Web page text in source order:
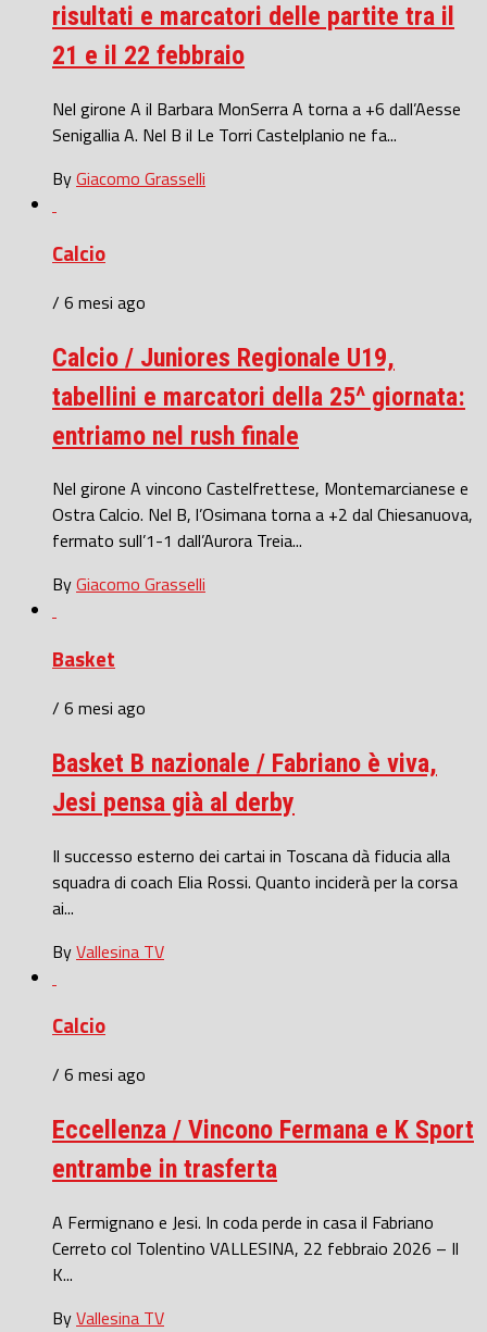
risultati e marcatori delle partite tra il
21 e il 22 febbraio
Nel girone A il Barbara MonSerra A torna a +6 dall’Aesse
Senigallia A. Nel B il Le Torri Castelplanio ne fa...
ByGiacomo Grasselli
Calcio
/ 6 mesi ago
Calcio / Juniores Regionale U19,
tabellini e marcatori della 25^ giornata:
entriamo nel rush finale
Nel girone A vincono Castelfrettese, Montemarcianese e
Ostra Calcio. Nel B, l’Osimana torna a +2 dal Chiesanuova,
fermato sull’1-1 dall’Aurora Treia...
ByGiacomo Grasselli
Basket
/ 6 mesi ago
Basket B nazionale / Fabriano è viva,
Jesi pensa già al derby
Il successo esterno dei cartai in Toscana dà fiducia alla
squadra di coach Elia Rossi. Quanto inciderà per la corsa
ai...
ByVallesina TV
Calcio
/ 6 mesi ago
Eccellenza / Vincono Fermana e K Sport
entrambe in trasferta
A Fermignano e Jesi. In coda perde in casa il Fabriano
Cerreto col Tolentino VALLESINA, 22 febbraio 2026 – Il
K...
ByVallesina TV